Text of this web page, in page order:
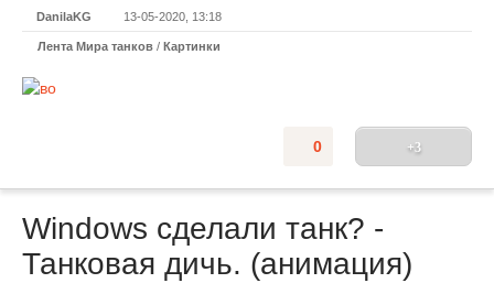
DanilaKG 13-05-2020, 13:18
Лента Мира танков / Картинки
+3
0
Windows сделали танк? -
Танковая дичь. (анимация)